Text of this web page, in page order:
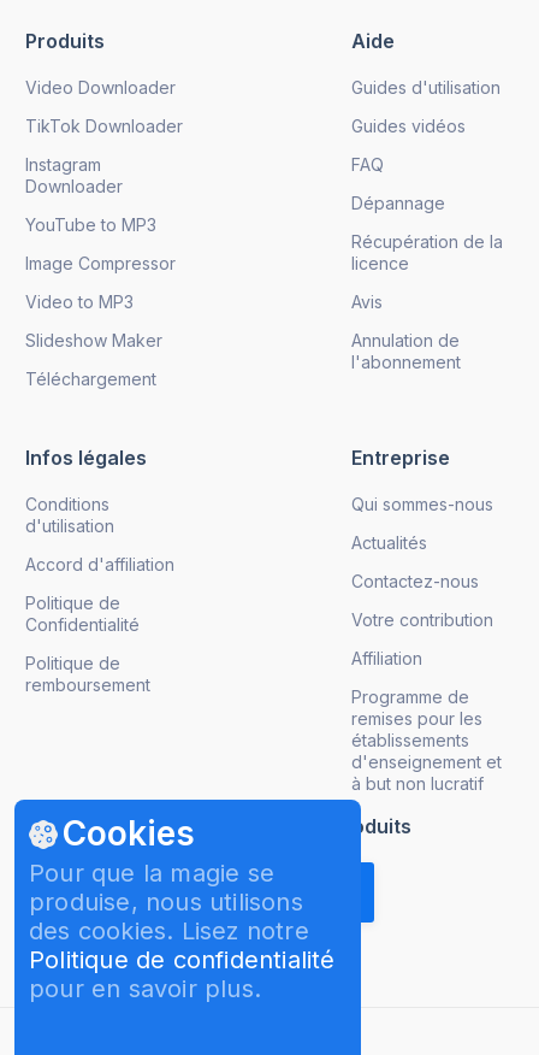
Cookies
Pour que la magie se
produise, nous utilisons
des cookies. Lisez notre
Politique de confidentialité
pour en savoir plus.
Produits
Video Downloader
TikTok Downloader
Instagram
Downloader
YouTube to MP3
Image Compressor
Video to MP3
Slideshow Maker
Téléchargement
Aide
Guides d'utilisation
Guides vidéos
FAQ
Dépannage
Récupération de la
licence
Avis
Annulation de
l'abonnement
Infos légales
Conditions
d'utilisation
Accord d'affiliation
Politique de
Confidentialité
Politique de
remboursement
Entreprise
Qui sommes-nous
Actualités
Contactez-nous
Votre contribution
Affiliation
Programme de
remises pour les
établissements
d'enseignement et
à but non lucratif
Obtenez les mises à jour de nos produits